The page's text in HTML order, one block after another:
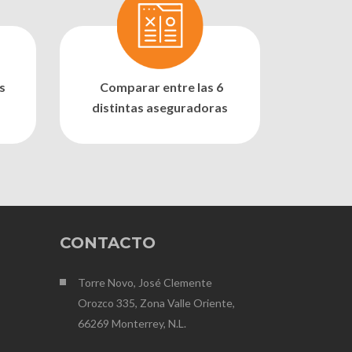
Comparar entre las 6
distintas aseguradoras
CONTACTO
Torre Novo, José Clemente
Orozco 335, Zona Valle Oriente,
66269 Monterrey, N.L.